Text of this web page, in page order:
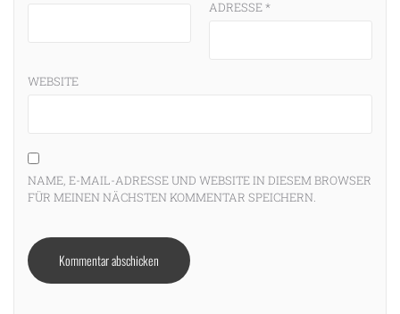
ADRESSE*
WEBSITE
NAME, E-MAIL-ADRESSE UND WEBSITE IN DIESEM BROWSER
FÜR MEINEN NÄCHSTEN KOMMENTAR SPEICHERN.